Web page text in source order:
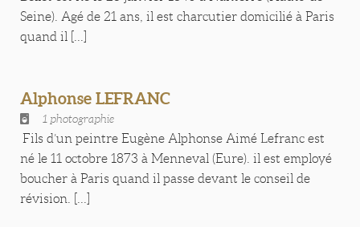
Seine). Agé de 21 ans, il est charcutier domicilié à Paris
quand il [...]
Alphonse LEFRANC
1 photographie
Fils d’un peintre Eugène Alphonse Aimé Lefranc est
né le 11 octobre 1873 à Menneval (Eure). il est employé
boucher à Paris quand il passe devant le conseil de
révision. [...]